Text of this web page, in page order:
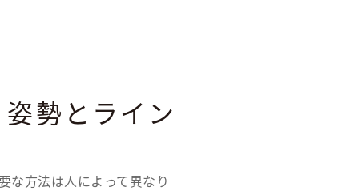
姿勢とライン
な方法は人によって異なり